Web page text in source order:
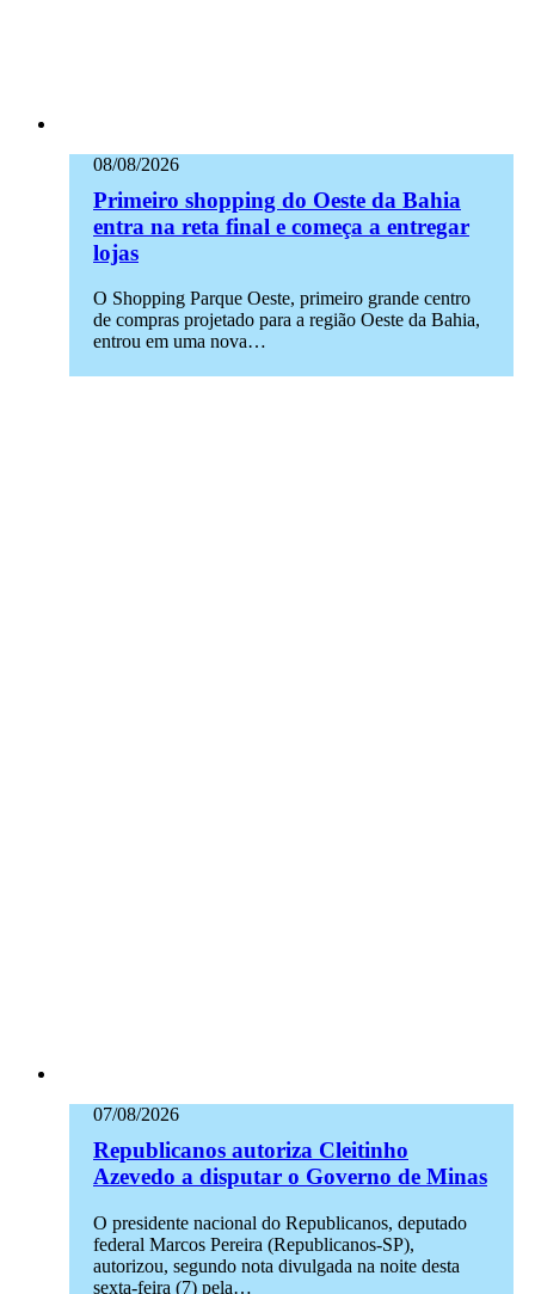
08/08/2026
Primeiro shopping do Oeste da Bahia
entra na reta final e começa a entregar
lojas
O Shopping Parque Oeste, primeiro grande centro
de compras projetado para a região Oeste da Bahia,
entrou em uma nova…
07/08/2026
Republicanos autoriza Cleitinho
Azevedo a disputar o Governo de Minas
O presidente nacional do Republicanos, deputado
federal Marcos Pereira (Republicanos-SP),
autorizou, segundo nota divulgada na noite desta
sexta-feira (7) pela…